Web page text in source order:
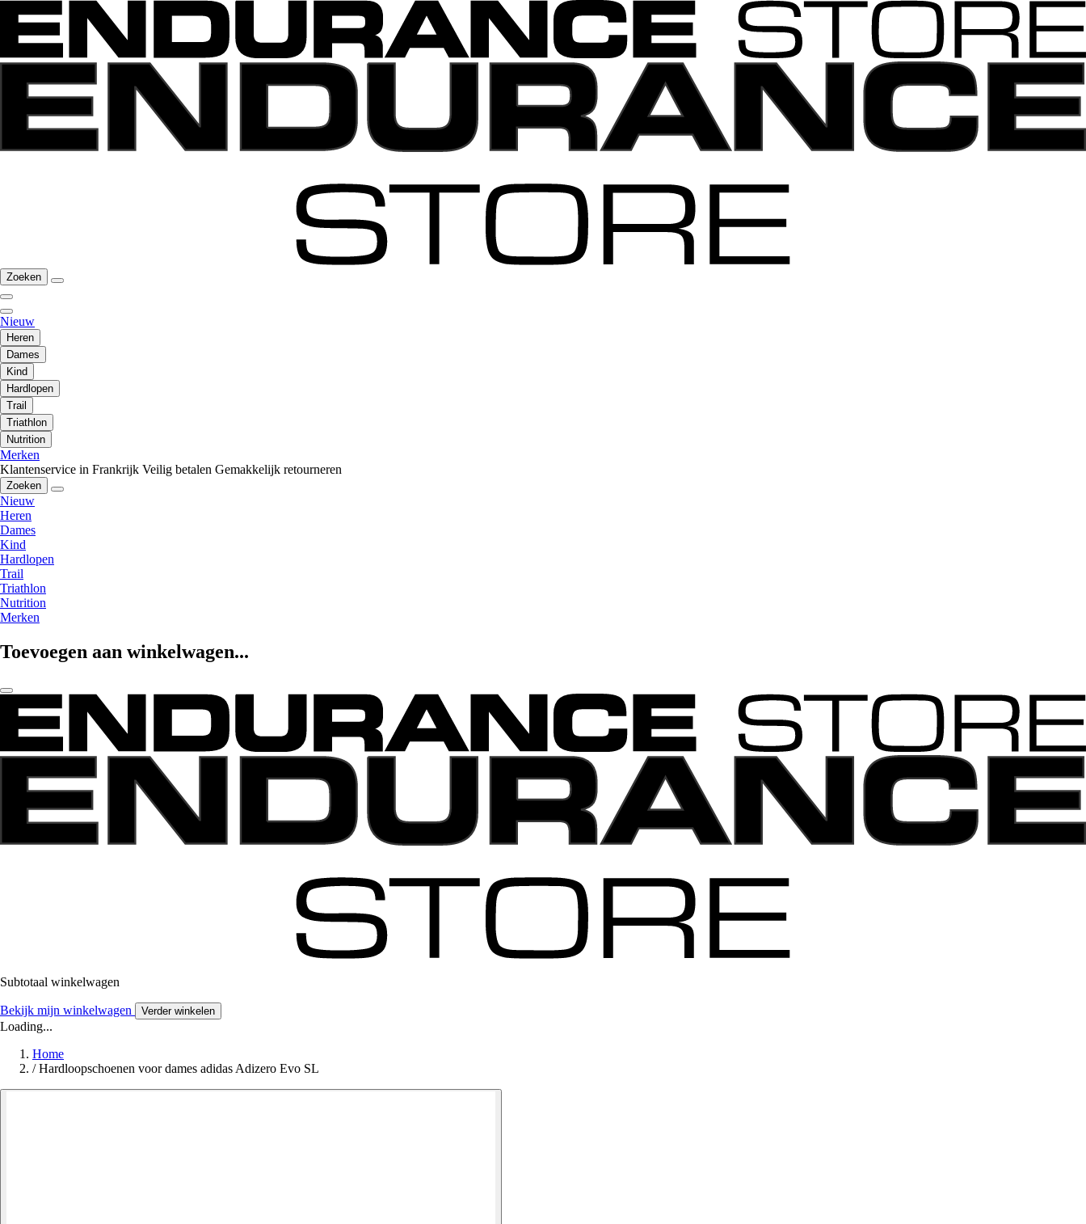
Zoeken
Nieuw
Heren
Dames
Kind
Hardlopen
Trail
Triathlon
Nutrition
Merken
Klantenservice in Frankrijk Veilig betalen Gemakkelijk retourneren
Zoeken
Nieuw
Heren
Dames
Kind
Hardlopen
Trail
Triathlon
Nutrition
Merken
Toevoegen aan winkelwagen...
Subtotaal winkelwagen
Bekijk mijn winkelwagen Verder winkelen
Loading...
Home
/ Hardloopschoenen voor dames adidas Adizero Evo SL